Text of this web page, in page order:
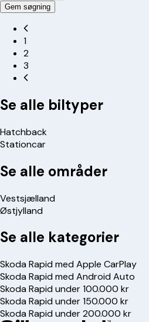
Gem søgning
1
2
3
Se alle biltyper
Hatchback
Stationcar
Se alle områder
Vestsjælland
Østjylland
Se alle kategorier
Skoda Rapid med Apple CarPlay
Skoda Rapid med Android Auto
Skoda Rapid under 100.000 kr
Skoda Rapid under 150.000 kr
Skoda Rapid under 200.000 kr